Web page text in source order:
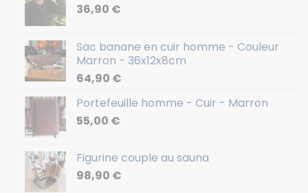
36,90 €
Sac banane en cuir homme - Couleur
Marron - 36x12x8cm
64,90 €
Portefeuille homme - Cuir - Marron
55,00 €
Figurine couple au sauna
98,90 €